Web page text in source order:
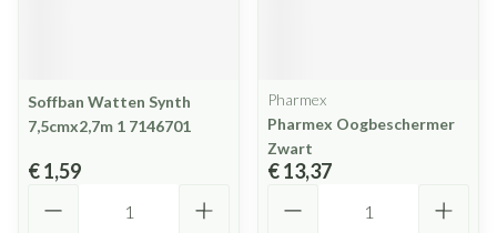
Soffban Watten Synth
7,5cmx2,7m 1 7146701
€ 1,59
Pharmex
Pharmex Oogbeschermer
Zwart
€ 13,37